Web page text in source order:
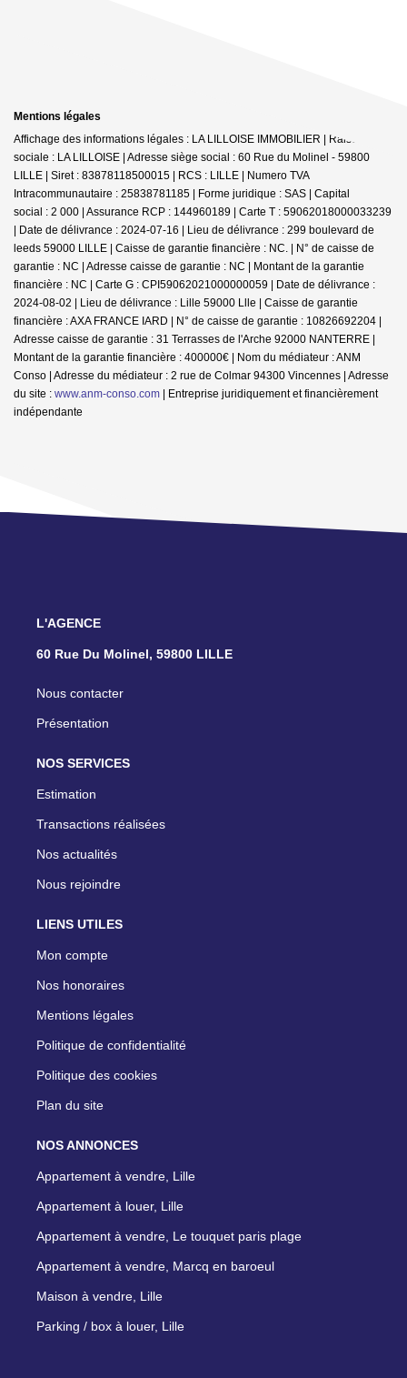
Mentions légales
Affichage des informations légales : LA LILLOISE IMMOBILIER | Raison
sociale : LA LILLOISE | Adresse siège social : 60 Rue du Molinel - 59800
LILLE | Siret : 83878118500015 | RCS : LILLE | Numero TVA
Intracommunautaire : 25838781185 | Forme juridique : SAS | Capital
social : 2 000 | Assurance RCP : 144960189 | Carte T : 59062018000033239
| Date de délivrance : 2024-07-16 | Lieu de délivrance : 299 boulevard de
leeds 59000 LILLE | Caisse de garantie financière : NC. | N° de caisse de
garantie : NC | Adresse caisse de garantie : NC | Montant de la garantie
financière : NC | Carte G : CPI59062021000000059 | Date de délivrance :
2024-08-02 | Lieu de délivrance : Lille 59000 Llle | Caisse de garantie
financière : AXA FRANCE IARD | N° de caisse de garantie : 10826692204 |
Adresse caisse de garantie : 31 Terrasses de l'Arche 92000 NANTERRE |
Montant de la garantie financière : 400000€ | Nom du médiateur : ANM
Conso | Adresse du médiateur : 2 rue de Colmar 94300 Vincennes | Adresse
du site : www.anm-conso.com | Entreprise juridiquement et financièrement
indépendante
L'AGENCE
60 Rue Du Molinel, 59800 LILLE
Nous contacter
Présentation
NOS SERVICES
Estimation
Transactions réalisées
Nos actualités
Nous rejoindre
LIENS UTILES
Mon compte
Nos honoraires
Mentions légales
Politique de confidentialité
Politique des cookies
Plan du site
NOS ANNONCES
Appartement à vendre, Lille
Appartement à louer, Lille
Appartement à vendre, Le touquet paris plage
Appartement à vendre, Marcq en baroeul
Maison à vendre, Lille
Parking / box à louer, Lille